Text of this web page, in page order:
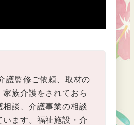
護監修ご依頼、取材の
家族介護をされておら
相談、介護事業の相談
います。福祉施設・介